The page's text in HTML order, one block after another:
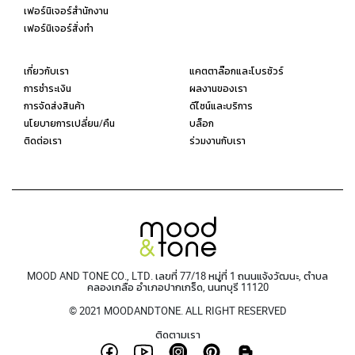
เฟอร์นิเจอร์สำนักงาน
เฟอร์นิเจอร์สั่งทำ
เกี่ยวกับเรา
การชำระเงิน
การจัดส่งสินค้า
นโยบายการเปลี่ยน/คืน
ติดต่อเรา
แคตตาล๊อกและโบรชัวร์
ผลงานของเรา
ดีไซน์และบริการ
บล็อก
ร่วมงานกับเรา
MOOD AND TONE CO., LTD. เลขที่ 77/18 หมู่ที่ 1 ถนนแจ้งวัฒนะ, ตำบล
คลองเกลือ อำเภอปากเกร็ด, นนทบุรี 11120
© 2021 MOODANDTONE. ALL RIGHT RESERVED
ติดตามเรา